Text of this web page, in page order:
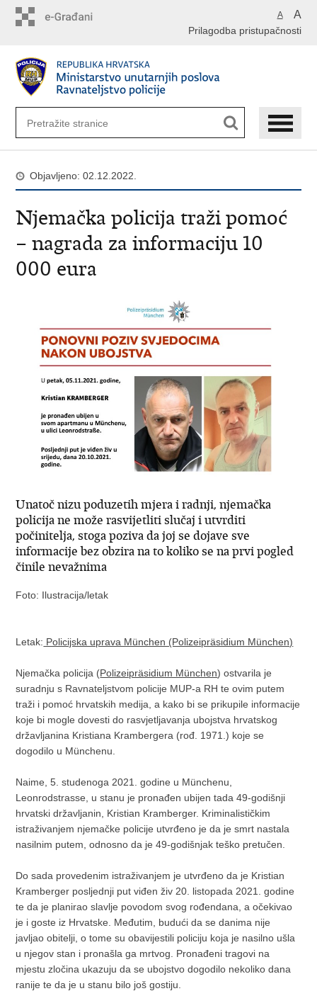
A A
Prilagodba pristupačnosti
Objavljeno: 02.12.2022.
Njemačka policija traži pomoć
– nagrada za informaciju 10
000 eura
Unatoč nizu poduzetih mjera i radnji, njemačka
policija ne može rasvijetliti slučaj i utvrditi
počinitelja, stoga poziva da joj se dojave sve
informacije bez obzira na to koliko se na prvi pogled
činile nevažnima
Foto: Ilustracija/letak
Letak: Policijska uprava München (Polizeipräsidium München)
Njemačka policija (Polizeipräsidium München) ostvarila je
suradnju s Ravnateljstvom policije MUP-a RH te ovim putem
traži i pomoć hrvatskih medija, a kako bi se prikupile informacije
koje bi mogle dovesti do rasvjetljavanja ubojstva hrvatskog
državljanina Kristiana Krambergera (rođ. 1971.) koje se
dogodilo u Münchenu.
Naime, 5. studenoga 2021. godine u Münchenu,
Leonrodstrasse, u stanu je pronađen ubijen tada 49-godišnji
hrvatski državljanin, Kristian Kramberger. Kriminalističkim
istraživanjem njemačke policije utvrđeno je da je smrt nastala
nasilnim putem, odnosno da je 49-godišnjak teško pretučen.
Do sada provedenim istraživanjem je utvrđeno da je Kristian
Kramberger posljednji put viđen živ 20. listopada 2021. godine
te da je planirao slavlje povodom svog rođendana, a očekivao
je i goste iz Hrvatske. Međutim, budući da se danima nije
javljao obitelji, o tome su obavijestili policiju koja je nasilno ušla
u njegov stan i pronašla ga mrtvog. Pronađeni tragovi na
mjestu zločina ukazuju da se ubojstvo dogodilo nekoliko dana
ranije te da je u stanu bilo još gostiju.